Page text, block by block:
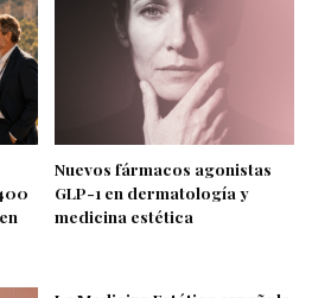
Nuevos fármacos agonistas
GLP-1 en dermatología y
medicina estética